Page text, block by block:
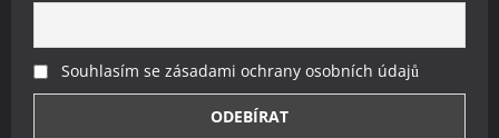
Souhlasím se zásadami ochrany osobních údajů